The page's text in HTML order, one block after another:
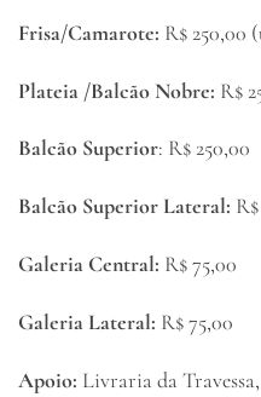
Frisa/Camarote: R$ 250,00
Plateia /Balcão Nobre: R$
Balcão Superior: R$ 250,00
Balcão Superior Lateral:
Galeria Central: R$ 75,00
Galeria Lateral: R$ 75,00
Apoio: Livraria da